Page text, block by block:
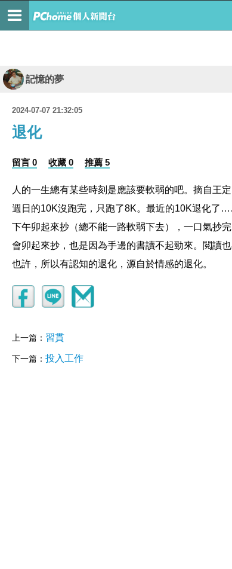
記憶的夢
2024-07-07 21:32:05
退化
留言 0 收藏 0 推薦 5
人的一生總有某些時刻是應該要軟弱的吧。摘自王定
週日的10K沒跑完，只跑了8K。最近的10K退化
下午卯起來抄（總不能一路軟弱下去），一口氣抄
會卯起來抄，也是因為手邊的書讀不起勁來。閲讀
也許，所以有認知的退化，源自於情感的退化。
上一篇： 習貫
下一篇： 投入工作